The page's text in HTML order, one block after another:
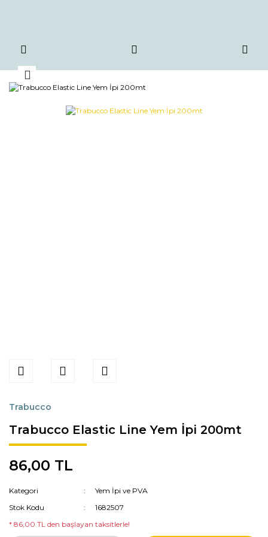
Trabucco
Trabucco Elastic Line Yem İpi 200mt
86,00 TL
Kategori
Yem İpi ve PVA
Stok Kodu
1682507
* 86,00 TL den başlayan taksitlerle!